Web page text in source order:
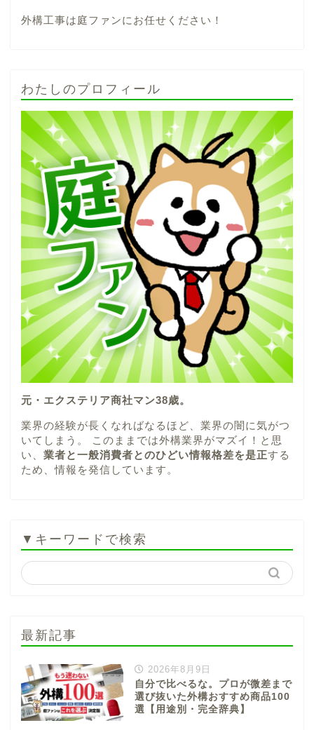
外構工事は庭ファンにお任せください！
わたしのプロフィール
元・エクステリア商社マン38歳。
業界の経験が長くなればなるほど、業界の闇に気がつ
いてしまう。 このままでは外構業界がマズイ！と思
い、 業者と一般消費者とのひどい情報格差を是正する
ため、情報を発信しています。
▼キーワードで検索
最新記事
2026年8月9日
自分で比べるな。プロが微差まで
選び抜いた外構おすすめ商品100
選【用途別・完全辞典】